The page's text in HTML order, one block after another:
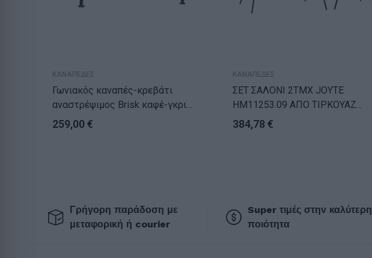
ΚΑΝΑΠΕΔΕΣ
Γωνιακός καναπές-κρεβάτι
αναστρέψιμος Brisk καφέ-γκρι
ύφασμα 200x146x75εκ
259,00 €
ΚΑΝΑΠΕΔΕΣ
ΣΕΤ ΣΑΛΟΝΙ 2ΤΜΧ JOYTE
HM11253.09 ΑΠΟ ΤΙΡΚΟΥΑΖ
ΒΕΛΟΥΔΟ ΜΕ ΜΑΥΡΑ ΠΟΔΙΑ
384,78 €
Γρήγορη παράδοση με
μεταφορική ή courier
Super τιμές στην καλύτερη
ποιότητα